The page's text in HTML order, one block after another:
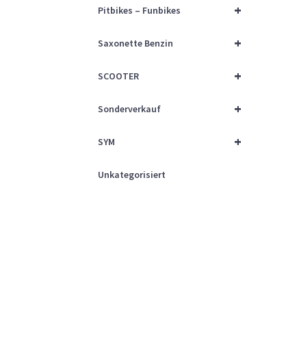
+
Pitbikes – Funbikes
+
Saxonette Benzin
+
SCOOTER
+
Sonderverkauf
+
SYM
Unkategorisiert